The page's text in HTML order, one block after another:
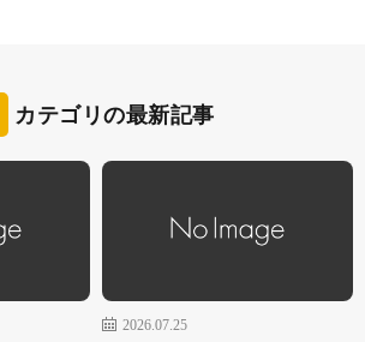
カテゴリの最新記事
2026.07.25